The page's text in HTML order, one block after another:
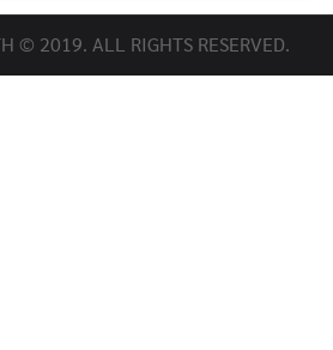
© 2019. ALL RIGHTS RESERVED.